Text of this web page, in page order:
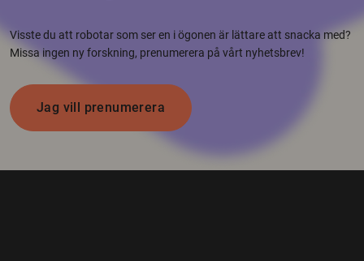
Visste du att robotar som ser en i ögonen är lättare att snacka med?
Missa ingen ny forskning, prenumerera på vårt nyhetsbrev!
Jag vill prenumerera